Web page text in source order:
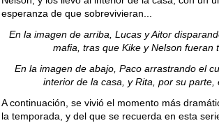
esperanza de que sobrevivieran...
En la imagen de arriba, Lucas y Aitor
mafia, tras que Kike y Nelson fueran
En la imagen de abajo, Paco arrastrando el
interior de la casa, y Rita, por su parte,
A continuación, se vivió el momento más
la temporada, y del que se recuerda en esta